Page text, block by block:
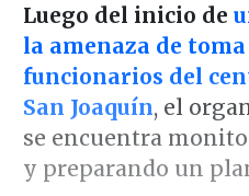
Luego del inicio de
la amenaza de
funcionarios del
San Joaquín, el
se encuentra
y preparando un